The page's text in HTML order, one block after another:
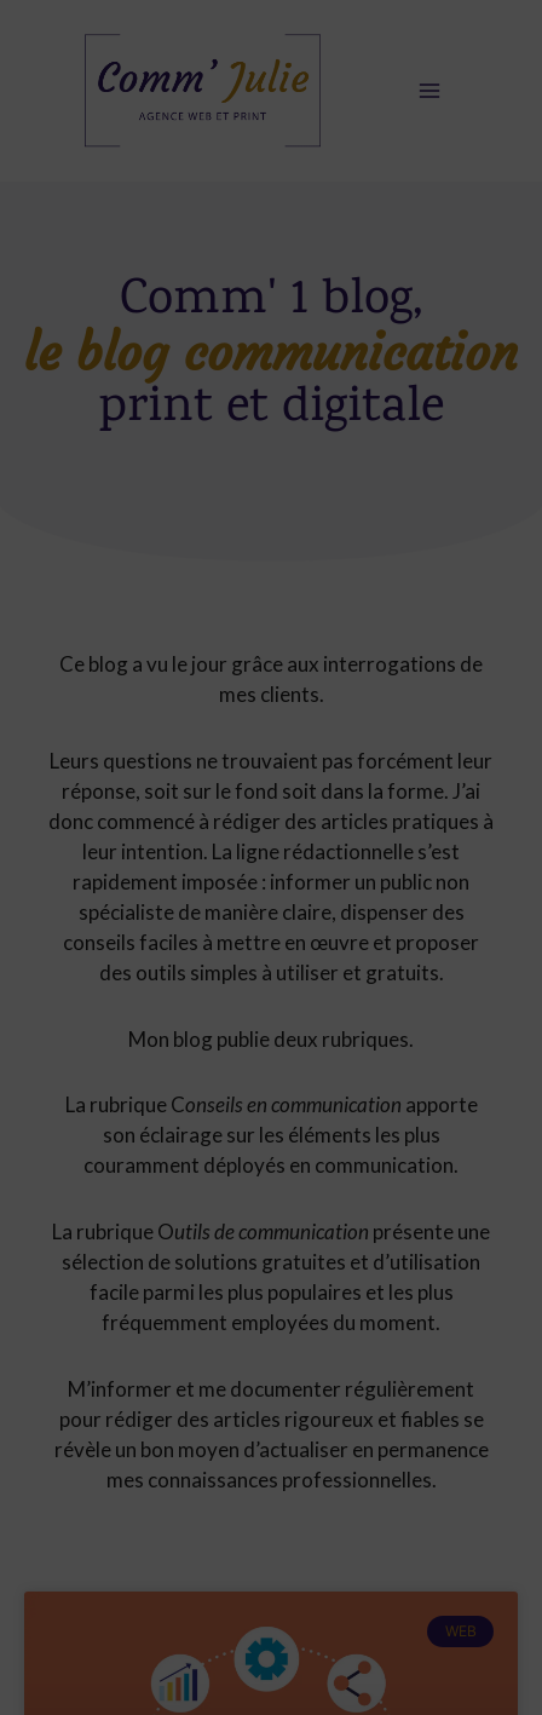
Comm' 1 blog,
le blog communication
print et digitale
Ce blog a vu le jour grâce aux interrogations de
mes clients.
Leurs questions ne trouvaient pas forcément leur
réponse, soit sur le fond soit dans la forme. J’ai
donc commencé à rédiger des articles pratiques à
leur intention. La ligne rédactionnelle s’est
rapidement imposée : informer un public non
spécialiste de manière claire, dispenser des
conseils faciles à mettre en œuvre et proposer
des outils simples à utiliser et gratuits.
Mon blog publie deux rubriques.
La rubrique Conseils en communication apporte
son éclairage sur les éléments les plus
couramment déployés en communication.
La rubrique Outils de communication présente une
sélection de solutions gratuites et d’utilisation
facile parmi les plus populaires et les plus
fréquemment employées du moment.
M’informer et me documenter régulièrement
pour rédiger des articles rigoureux et fiables se
révèle un bon moyen d’actualiser en permanence
mes connaissances professionnelles.
WEB